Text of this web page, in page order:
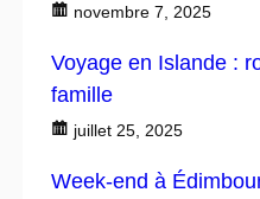
novembre 7, 2025
Voyage en Islande :
famille
juillet 25, 2025
Week-end à